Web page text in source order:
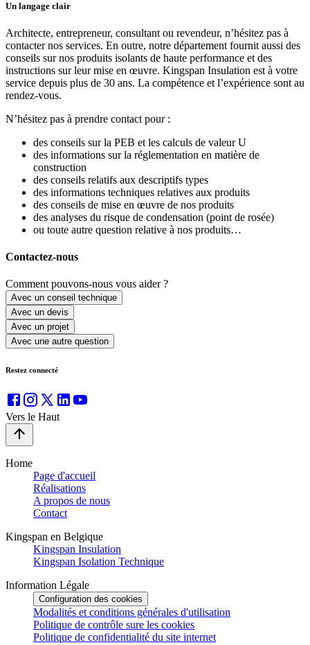
Un langage clair
Architecte, entrepreneur, consultant ou revendeur, n’hésitez pas à
contacter nos services. En outre, notre département fournit aussi des
conseils sur nos produits isolants de haute performance et des
instructions sur leur mise en œuvre. Kingspan Insulation est à votre
service depuis plus de 30 ans. La compétence et l’expérience sont au
rendez-vous.
N’hésitez pas à prendre contact pour :
des conseils sur la PEB et les calculs de valeur U
des informations sur la réglementation en matière de
construction
des conseils relatifs aux descriptifs types
des informations techniques relatives aux produits
des conseils de mise en œuvre de nos produits
des analyses du risque de condensation (point de rosée)
ou toute autre question relative à nos produits…
Contactez-nous
Comment pouvons-nous vous aider ?
Avec un conseil technique
Avec un devis
Avec un projet
Avec une autre question
Restez connecté
Vers le Haut
Home
Page d'accueil
Réalisations
A propos de nous
Contact
Kingspan en Belgique
Kingspan Insulation
Kingspan Isolation Technique
Information Légale
Configuration des cookies
Modalités et conditions générales d'utilisation
Politique de contrôle sure les cookies
Politique de confidentialité du site internet